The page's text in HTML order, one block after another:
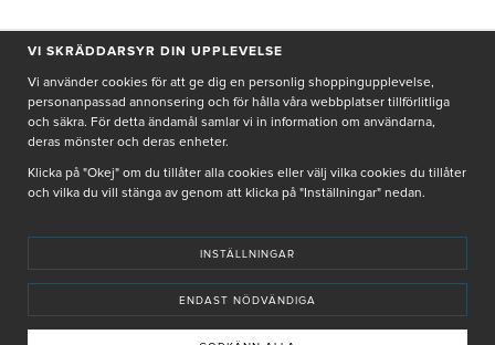
PRENUMERERA PÅ NYHETSBREV
Genom att ge min e-post, accepterar jag Seth och Sallyintegritetspolicy
De uppgifter du matar in kommer endast användas till våra nyhetsbrev.
VI SKRÄDDARSYR DIN UPPLEVELSE
Vi använder cookies för att ge dig en personlig shoppingupplevelse,
personanpassad annonsering och för hålla våra webbplatser tillförlitliga
och säkra. För detta ändamål samlar vi in information om användarna,
deras mönster och deras enheter.
Klicka på "Okej" om du tillåter alla cookies eller välj vilka cookies du tillåter
och vilka du vill stänga av genom att klicka på "Inställningar" nedan.
INSTÄLLNINGAR
ENDAST NÖDVÄNDIGA